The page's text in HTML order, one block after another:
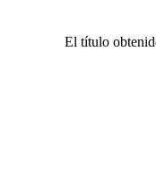
El título